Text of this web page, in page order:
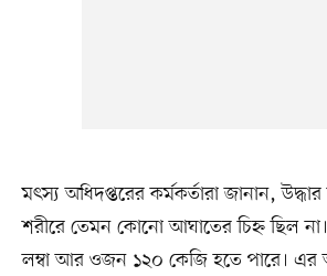
মৎস্য অধিদপ্তরের কর্মকর্তারা জানান,
শরীরে তেমন কোনো আঘাতের চিহ্ন ছিল
লম্বা আর ওজন ১২০ কেজি হতে পারে।